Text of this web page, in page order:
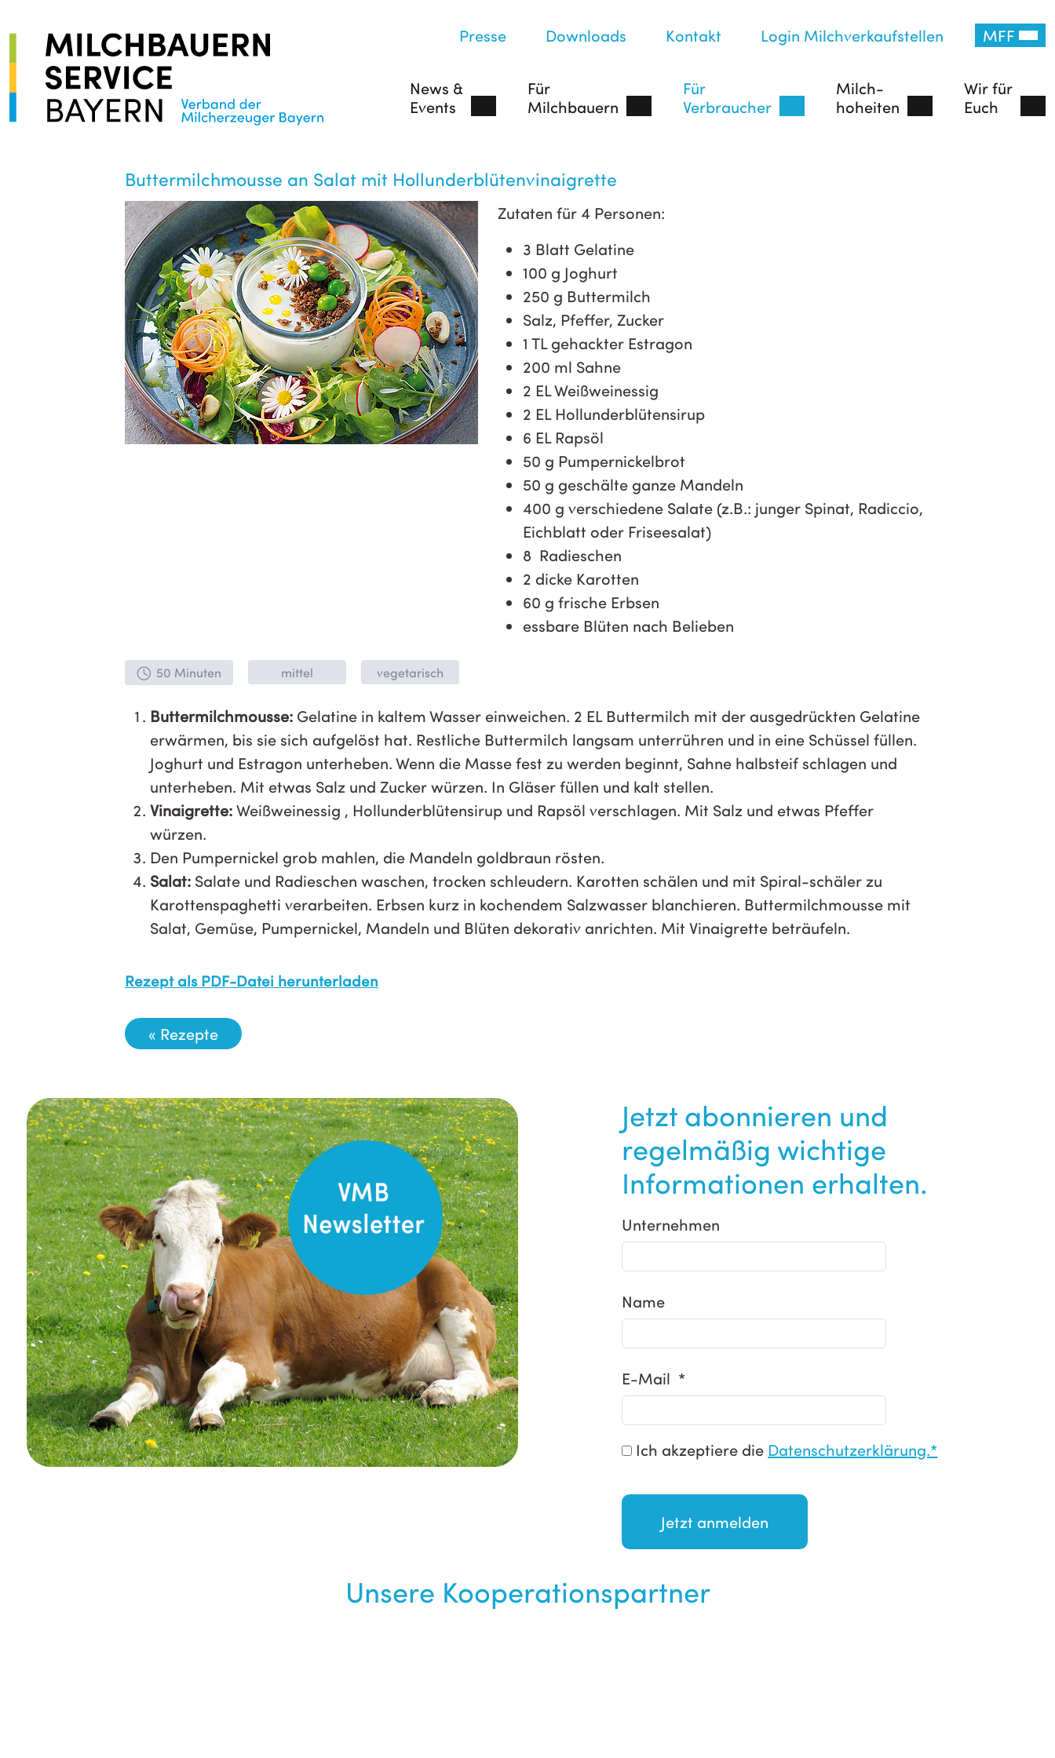
Presse Downloads Kontakt Login Milchverkaufstellen MFF
News &
Events
Für
Milchbauern
Für
Verbraucher
Milch-
hoheiten
Wir für
Euch
Buttermilchmousse an Salat mit Hollunderblütenvinaigrette
Zutaten für 4 Personen:
3 Blatt Gelatine
100 g Joghurt
250 g Buttermilch
Salz, Pfeffer, Zucker
1 TL gehackter Estragon
200 ml Sahne
2 EL Weißweinessig
2 EL Hollunderblütensirup
6 EL Rapsöl
50 g Pumpernickelbrot
50 g geschälte ganze Mandeln
400 g verschiedene Salate (z.B.: junger Spinat, Radiccio,
Eichblatt oder Friseesalat)
8 Radieschen
2 dicke Karotten
60 g frische Erbsen
essbare Blüten nach Belieben
50 Minuten mittel vegetarisch
Buttermilchmousse: Gelatine in kaltem Wasser einweichen. 2 EL Buttermilch mit der ausgedrückten Gelatine
erwärmen, bis sie sich aufgelöst hat. Restliche Buttermilch langsam unterrühren und in eine Schüssel füllen.
Joghurt und Estragon unterheben. Wenn die Masse fest zu werden beginnt, Sahne halbsteif schlagen und
unterheben. Mit etwas Salz und Zucker würzen. In Gläser füllen und kalt stellen.
Vinaigrette:Weißweinessig , Hollunderblütensirup und Rapsöl verschlagen. Mit Salz und etwas Pfeffer
würzen.
Den Pumpernickel grob mahlen, die Mandeln goldbraun rösten.
Salat: Salate und Radieschen waschen, trocken schleudern. Karotten schälen und mit Spiral-schäler zu
Karottenspaghetti verarbeiten. Erbsen kurz in kochendem Salzwasser blanchieren. Buttermilchmousse mit
Salat, Gemüse, Pumpernickel, Mandeln und Blüten dekorativ anrichten. Mit Vinaigrette beträufeln.
Rezept als PDF-Datei herunterladen
« Rezepte
Jetzt abonnieren und
regelmäßig wichtige
Informationen erhalten.
Unternehmen
Name
E-Mail *
Ich akzeptiere die Datenschutzerklärung.*
Unsere Kooperationspartner